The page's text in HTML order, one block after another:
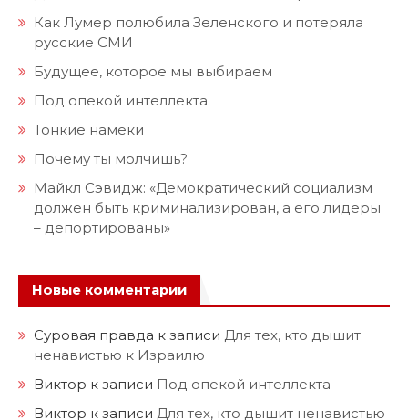
Как Лумер полюбила Зеленского и потеряла
русские СМИ
Будущее, которое мы выбираем
Под опекой интеллекта
Тонкие намёки
Почему ты молчишь?
Майкл Сэвидж: «Демократический социализм
должен быть криминализирован, а его лидеры
– депортированы»
Новые комментарии
Суровая правда к записи Для тех, кто дышит
ненавистью к Израилю
Виктор к записи Под опекой интеллекта
Виктор к записи Для тех, кто дышит ненавистью